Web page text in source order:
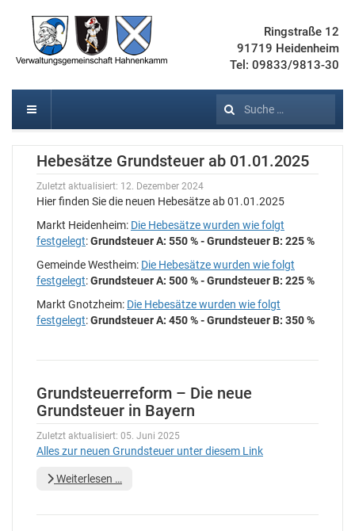
Ringstraße 12
91719 Heidenheim
Tel: 09833/9813-30
Suchen
Hebesätze Grundsteuer ab 01.01.2025
Zuletzt aktualisiert: 12. Dezember 2024
Hier finden Sie die neuen Hebesätze ab 01.01.2025
Markt Heidenheim: Die Hebesätze wurden wie folgt
festgelegt:Grundsteuer A: 550 % - Grundsteuer B: 225 %
Gemeinde Westheim: Die Hebesätze wurden wie folgt
festgelegt:Grundsteuer A: 500 % - Grundsteuer B: 225 %
Markt Gnotzheim: Die Hebesätze wurden wie folgt
festgelegt:Grundsteuer A: 450 % - Grundsteuer B: 350 %
Grundsteuerreform – Die neue
Grundsteuer in Bayern
Zuletzt aktualisiert: 05. Juni 2025
Alles zur neuen Grundsteuer unter diesem Link
Weiterlesen …